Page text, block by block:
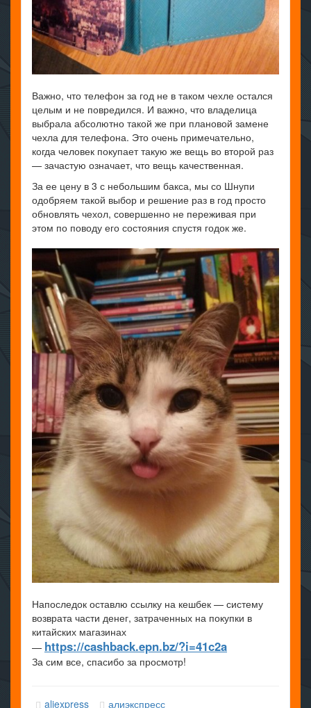
Важно, что телефон за год не в таком чехле остался
целым и не повредился. И важно, что владелица
выбрала абсолютно такой же при плановой замене
чехла для телефона. Это очень примечательно,
когда человек покупает такую же вещь во второй раз
— зачастую означает, что вещь качественная.
За ее цену в 3 с небольшим бакса, мы со Шнупи
одобряем такой выбор и решение раз в год просто
обновлять чехол, совершенно не переживая при
этом по поводу его состояния спустя годок же.
Напоследок оставлю ссылку на кешбек — систему
возврата части денег, затраченных на покупки в
китайских магазинах
— https://cashback.epn.bz/?i=41c2a
За сим все, спасибо за просмотр!
aliexpress алиэкспресс